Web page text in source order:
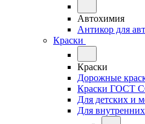
Автохимия
Антикор для
Краски
Краски
Дорожные
Краски ГОСТ
Для детских и
Для